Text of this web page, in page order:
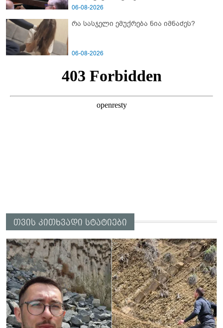
06-08-2026
რა სასჯელი ემუქრება ნია იმნაძეს?
06-08-2026
თვის კითხვადი სტატიები